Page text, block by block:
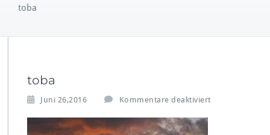
toba
toba
Juni 26,2016 Kommentare deaktiviert